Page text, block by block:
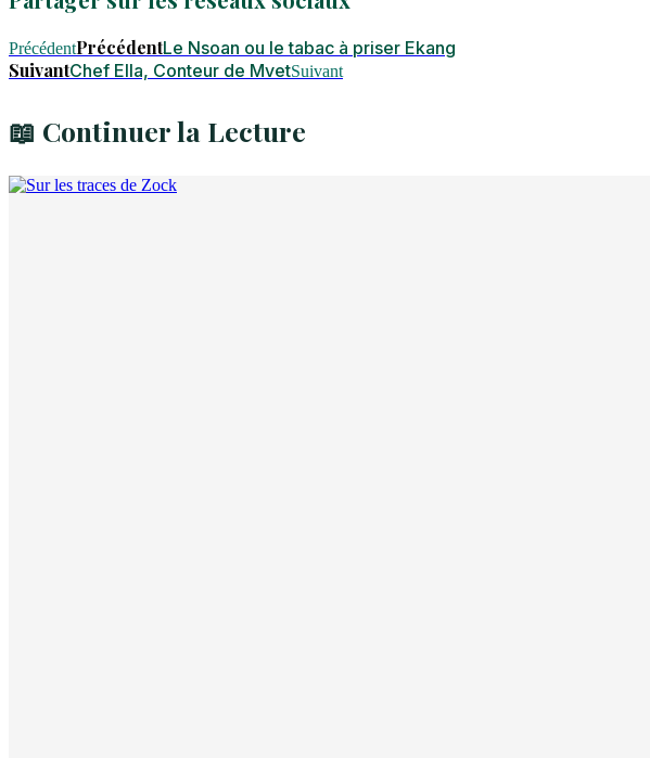
PrécédentPrécédentLe Nsoan ou le tabac à priser Ekang
SuivantChef Ella, Conteur de MvetSuivant
📖 Continuer la Lecture